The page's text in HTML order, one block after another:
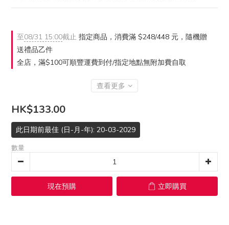
至08/31 15:00截止 指定商品，消費滿 $248/448 元，隨機贈
送禮品乙件
全店，滿$100可順豐運費到付/指定地點無附加費自取
查看更多
HK$133.00
此日期前最佳 (日-月-年): 20-03-2029
數量
現在預購 立即購買